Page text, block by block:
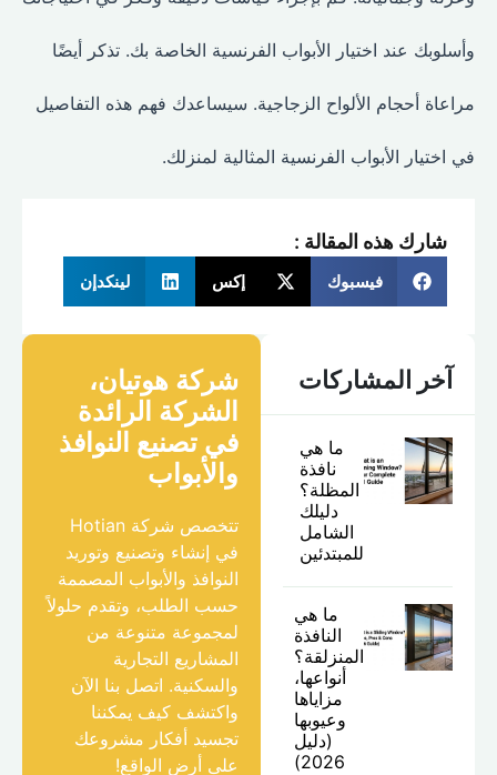
وأسلوبك عند اختيار الأبواب الفرنسية الخاصة بك. تذكر أيضًا
مراعاة أحجام الألواح الزجاجية. سيساعدك فهم هذه التفاصيل
في اختيار الأبواب الفرنسية المثالية لمنزلك.
شارك هذه المقالة :
فيسبوك إكس لينكدإن
آخر المشاركات
ما هي
نافذة
المظلة؟
دليلك
الشامل
للمبتدئين
ما هي
النافذة
المنزلقة؟
أنواعها،
مزاياها
وعيوبها
(دليل
2026)
شركة هوتيان،
الشركة الرائدة
في تصنيع النوافذ
والأبواب
تتخصص شركة Hotian
في إنشاء وتصنيع وتوريد
النوافذ والأبواب المصممة
حسب الطلب، وتقدم حلولاً
لمجموعة متنوعة من
المشاريع التجارية
والسكنية. اتصل بنا الآن
واكتشف كيف يمكننا
تجسيد أفكار مشروعك
على أرض الواقع!